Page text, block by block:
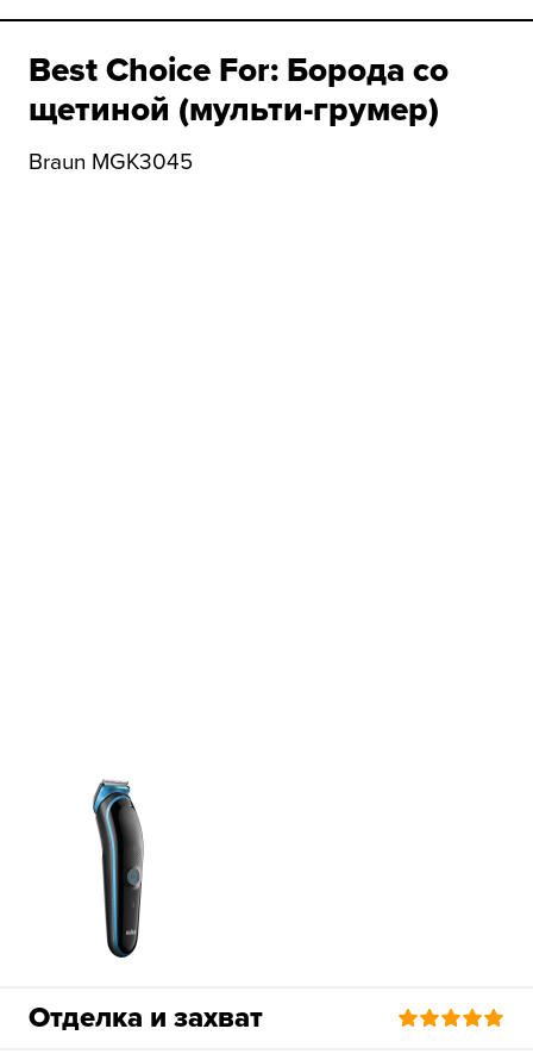
Best Choice For: Борода со
щетиной (мульти-грумер)
Braun MGK3045
Отделка и захват